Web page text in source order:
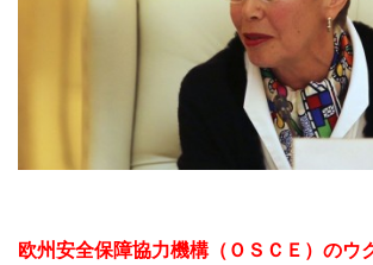
欧州安全保障協力機構（ＯＳＣＥ）のウ